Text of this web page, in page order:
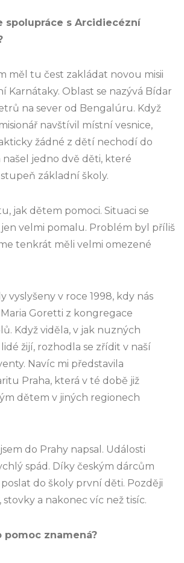
spolupráce s Arcidiecézní
měl tu čest zakládat novou misii
Karnátaky. Oblast se nazývá Bídar
na sever od Bengalúru. Když
navštívil místní vesnice,
žádné z dětí nechodí do
našel jedno dvě děti, které
základní školy.
jak dětem pomoci. Situaci se
velmi pomalu. Problém byl příliš
tenkrát měli velmi omezené
vyslyšeny v roce 1998, kdy nás
Goretti z kongregace
Když viděla, v jak nuzných
žijí, rozhodla se zřídit v naší
Navíc mi představila
Praha, která v té době již
dětem v jiných regionech
do Prahy napsal. Události
spád. Díky českým dárcům
do školy první děti. Později
a nakonec víc než tisíc.
pomoc znamená?